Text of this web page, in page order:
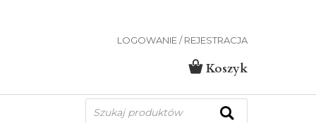
LOGOWANIE / REJESTRACJA
Koszyk
Wyszukiwarka
produktów